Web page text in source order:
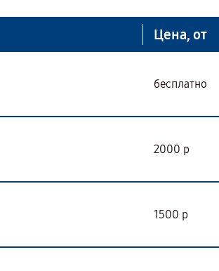
Цена, от
бесплатно
2000 р
1500 р